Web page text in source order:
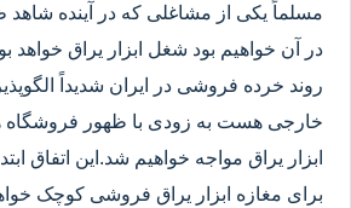
مسلماً یکی از مشاغلی که در آینده
در آن خواهیم بود شغل ابزار یراق خواهد
روند خرده فروشی در ایران شدیداً
خارجی هست به زودی با ظهور فروشگاه
ابزار یراق مواجه خواهیم شد.این اتفاق
برای مغازه ابزار یراق فروشی کوچک